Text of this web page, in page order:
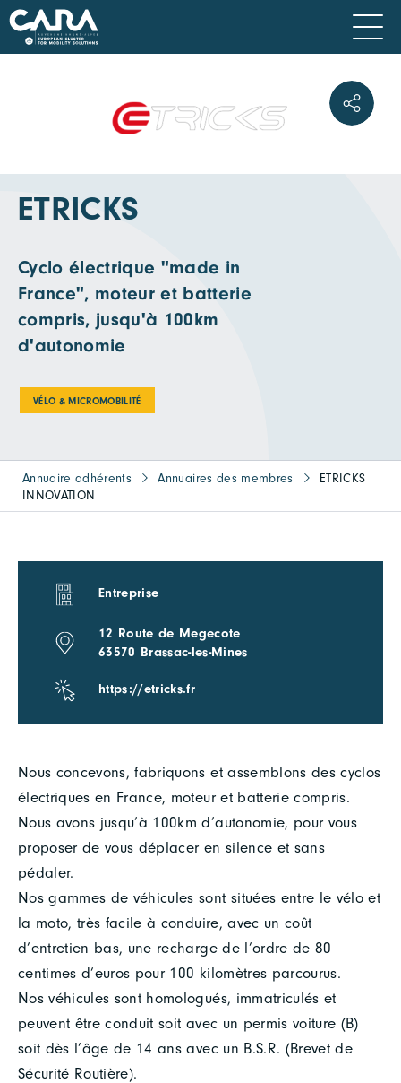
ETRICKS
Cyclo électrique "made in
France", moteur et batterie
compris, jusqu'à 100km
d'autonomie
VÉLO & MICROMOBILITÉ
Annuaire adhérents Annuaires des membres
ETRICKS
INNOVATION
Nous concevons, fabriquons et assemblons des cyclos
électriques en France, moteur et batterie compris.
Nous avons jusqu’à 100km d’autonomie, pour vous
proposer de vous déplacer en silence et sans
pédaler.
Nos gammes de véhicules sont situées entre le vélo et
la moto, très facile à conduire, avec un coût
d’entretien bas, une recharge de l’ordre de 80
centimes d’euros pour 100 kilomètres parcourus.
Nos véhicules sont homologués, immatriculés et
peuvent être conduit soit avec un permis voiture (B)
soit dès l’âge de 14 ans avec un B.S.R. (Brevet de
Sécurité Routière).
Entreprise
12 Route de Megecote
63570 Brassac-les-Mines
https://etricks.fr